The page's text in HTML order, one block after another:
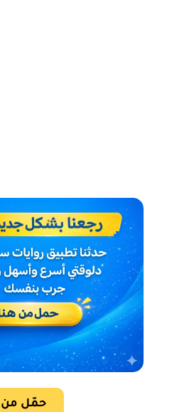
حمّل من